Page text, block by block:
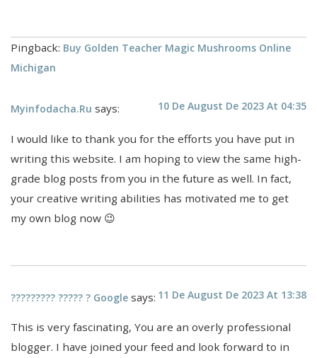
Pingback: Buy Golden Teacher Magic Mushrooms Online
Michigan
Myinfodacha.ru says: 10 De August De 2023 At 04:35
I would like to thank you for the efforts you have put in
writing this website. I am hoping to view the same high-
grade blog posts from you in the future as well. In fact,
your creative writing abilities has motivated me to get
my own blog now 😉
????????? ????? ? Google says: 11 De August De 2023 At 13:38
This is very fascinating, You are an overly professional
blogger. I have joined your feed and look forward to in